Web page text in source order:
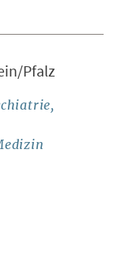
Pfalz